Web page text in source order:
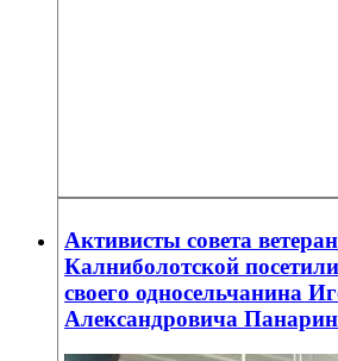
Активисты совета
Калниболотской
своего односельчанина
Александровича